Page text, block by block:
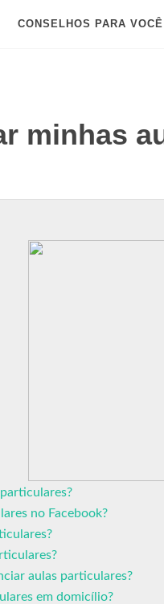
CONSELHOS PARA VOCÊ
minhas
no Facebook?
aulas particulares?
em domicílio?